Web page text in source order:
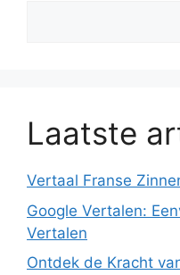
Laatste
Vertaal Franse
Google Vertalen:
Vertalen
Ontdek de Kracht